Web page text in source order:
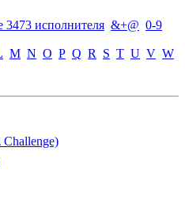
3473 исполнителя &+@ 0-9
M N O P Q R S T U V W